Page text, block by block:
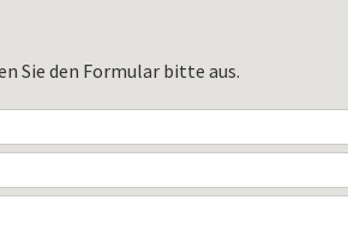
Sie den Formular bitte aus.